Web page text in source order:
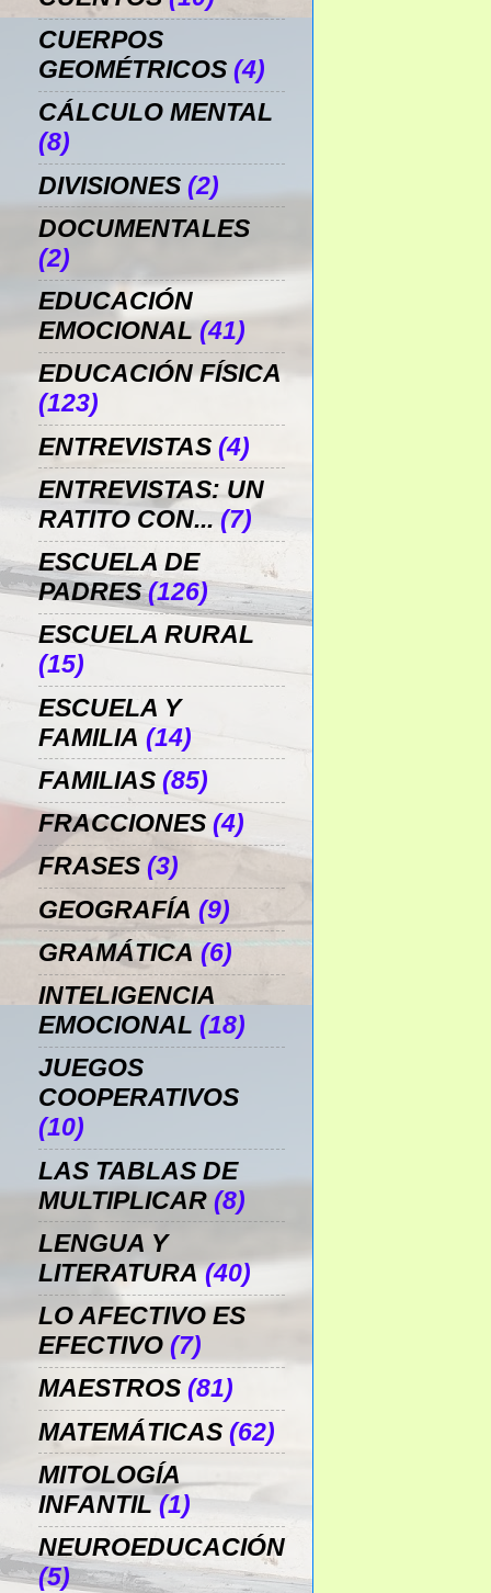
CUERPOS
GEOMÉTRICOS (4)
CÁLCULO MENTAL
(8)
DIVISIONES (2)
DOCUMENTALES
(2)
EDUCACIÓN
EMOCIONAL (41)
EDUCACIÓN FÍSICA
(123)
ENTREVISTAS (4)
ENTREVISTAS: UN
RATITO CON... (7)
ESCUELA DE
PADRES (126)
ESCUELA RURAL
(15)
ESCUELA Y
FAMILIA (14)
FAMILIAS (85)
FRACCIONES (4)
FRASES (3)
GEOGRAFÍA (9)
GRAMÁTICA (6)
INTELIGENCIA
EMOCIONAL (18)
JUEGOS
COOPERATIVOS
(10)
LAS TABLAS DE
MULTIPLICAR (8)
LENGUA Y
LITERATURA (40)
LO AFECTIVO ES
EFECTIVO (7)
MAESTROS (81)
MATEMÁTICAS (62)
MITOLOGÍA
INFANTIL (1)
NEUROEDUCACIÓN
(5)